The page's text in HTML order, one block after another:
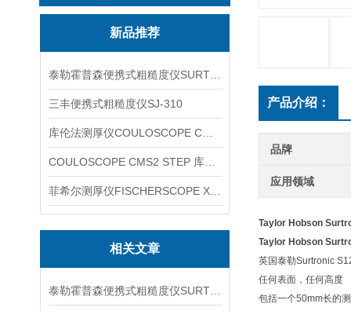
新品推荐
三丰便携式粗糙度仪SJ-310
相关文章
产品介绍：
品牌
应用领域
Taylor Hobson
Taylor Hobson
英国泰勒Surtronic
任何表面，任何高度
包括一个50mm长的